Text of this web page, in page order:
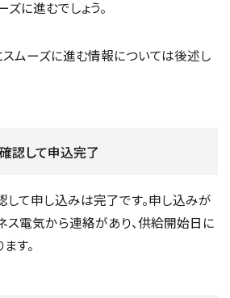
に進むでしょう。
スムーズに進む情報については後述し
認して申込完了
て申し込みは完了です。申し込みが
ス電気から連絡があり、供給開始日に
す。